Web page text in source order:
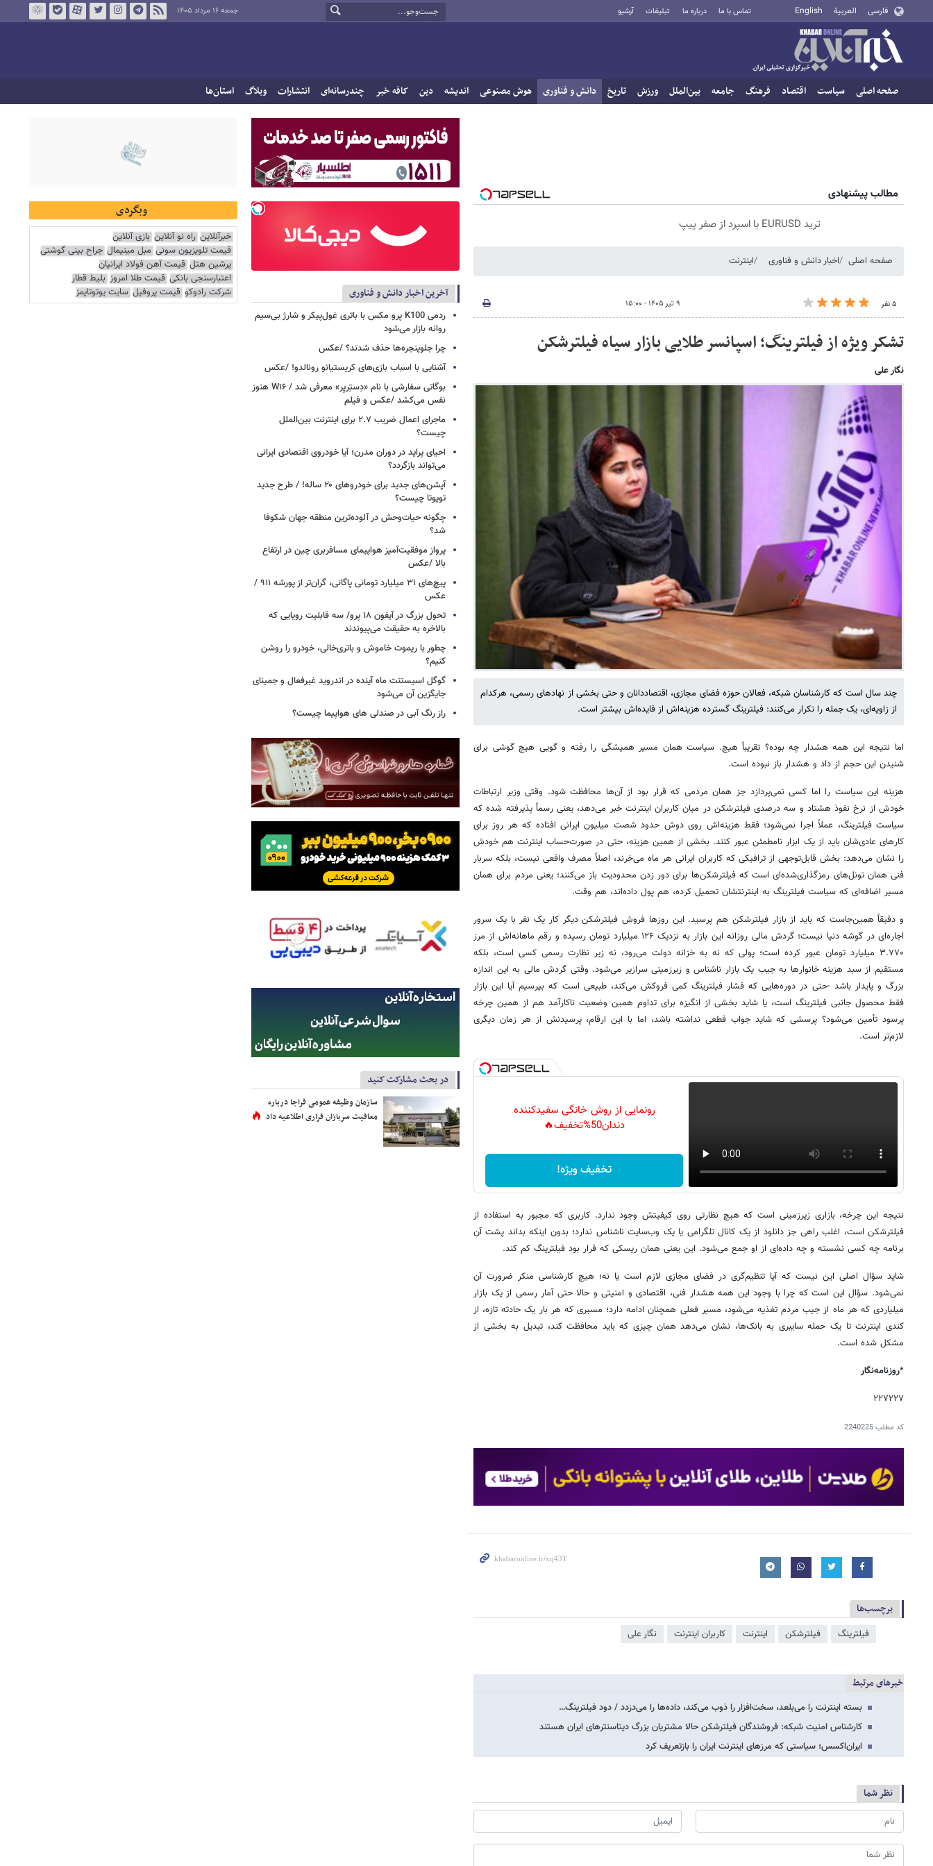
فارسی العربية English تماس با ما درباره ما تبلیغات آرشیو جمعه ۱۶ مرداد ۱۴۰۵
صفحه اصلی سیاست اقتصاد فرهنگ جامعه بین‌الملل ورزش تاریخ دانش و فناوری هوش مصنوعی اندیشه دین کافه خبر چندرسانه‌ای انتشارات وبلاگ استان‌ها
مطالب پیشنهادی
ترید EURUSD با اسپرد از صفر پیپ
صفحه اصلی اخبار دانش و فناوری اینترنت
۵ نفر ۹ تیر ۱۴۰۵ - ۱۵:۰۰
تشکر ویژه از فیلترینگ؛ اسپانسر طلایی بازار سیاه فیلترشکن
نگار علی
چند سال است که کارشناسان شبکه، فعالان حوزه فضای مجازی، اقتصاددانان و حتی بخشی از نهادهای رسمی، هرکدام
از زاویه‌ای، یک جمله را تکرار می‌کنند: فیلترینگ گسترده هزینه‌اش از فایده‌اش بیشتر است.
اما نتیجه‌ این همه هشدار چه بوده؟ تقریباً هیچ. سیاست همان مسیر همیشگی را رفته و گویی هیچ گوشی برای
شنیدن این حجم از داد و هشدار باز نبوده است.
هزینه‌ این سیاست را اما کسی نمی‌پردازد جز همان مردمی که قرار بود از آن‌ها محافظت شود. وقتی وزیر ارتباطات
خودش از نرخ نفوذ هشتاد و سه درصدی فیلترشکن در میان کاربران اینترنت خبر می‌دهد، یعنی رسماً پذیرفته شده که
سیاست فیلترینگ، عملاً اجرا نمی‌شود؛ فقط هزینه‌اش روی دوش حدود شصت میلیون ایرانی افتاده که هر روز برای
کارهای عادی‌شان باید از یک ابزار نامطمئن عبور کنند. بخشی از همین هزینه، حتی در صورت‌حساب اینترنت هم خودش
را نشان می‌دهد: بخش قابل‌توجهی از ترافیکی که کاربران ایرانی هر ماه می‌خرند، اصلاً مصرف واقعی نیست، بلکه سربار
فنی همان تونل‌های رمزگذاری‌شده‌ای است که فیلترشکن‌ها برای دور زدن محدودیت باز می‌کنند؛ یعنی مردم برای همان
مسیر اضافه‌ای که سیاست فیلترینگ به اینترنتشان تحمیل کرده، هم پول داده‌اند، هم وقت.
و دقیقاً همین‌جاست که باید از بازار فیلترشکن هم پرسید. این روزها فروش فیلترشکن دیگر کار یک نفر با یک سرور
اجاره‌ای در گوشه‌ دنیا نیست؛ گردش مالی روزانه‌ این بازار به نزدیک ۱۲۶ میلیارد تومان رسیده و رقم ماهانه‌اش از مرز
۳.۷۷۰ میلیارد تومان عبور کرده است؛ پولی که نه به خزانه‌ دولت می‌رود، نه زیر نظارت رسمی کسی است، بلکه
مستقیم از سبد هزینه‌ خانوارها به جیب یک بازار ناشناس و زیرزمینی سرازیر می‌شود. وقتی گردش مالی به این اندازه
بزرگ و پایدار باشد -حتی در دوره‌هایی که فشار فیلترینگ کمی فروکش می‌کند، طبیعی است که بپرسیم آیا این بازار
فقط محصول جانبی فیلترینگ است، یا شاید بخشی از انگیزه برای تداوم همین وضعیت ناکارآمد هم از همین چرخه‌
پرسود تأمین می‌شود؟ پرسشی که شاید جواب قطعی نداشته باشد، اما با این ارقام، پرسیدنش از هر زمان دیگری
لازم‌تر است.
رونمایی از روش خانگی سفیدکننده
دندان50%تخفیف🔥
تخفیف ویژه!
نتیجه‌ این چرخه، بازاری زیرزمینی است که هیچ نظارتی روی کیفیتش وجود ندارد. کاربری که مجبور به استفاده از
فیلترشکن است، اغلب راهی جز دانلود از یک کانال تلگرامی یا یک وب‌سایت ناشناس ندارد؛ بدون اینکه بداند پشت آن
برنامه چه کسی نشسته و چه داده‌ای از او جمع می‌شود. این یعنی همان ریسکی که قرار بود فیلترینگ کم کند.
شاید سؤال اصلی این نیست که آیا تنظیم‌گری در فضای مجازی لازم است یا نه؛ هیچ کارشناسی منکر ضرورت آن
نمی‌شود. سؤال این است که چرا با وجود این همه هشدار فنی، اقتصادی و امنیتی و حالا حتی آمار رسمی از یک بازار
میلیاردی که هر ماه از جیب مردم تغذیه می‌شود، مسیر فعلی همچنان ادامه دارد؛ مسیری که هر بار یک حادثه‌ تازه، از
کندی اینترنت تا یک حمله‌ سایبری به بانک‌ها، نشان می‌دهد همان چیزی که باید محافظت کند، تبدیل به بخشی از
مشکل شده است.
*روزنامه‌نگار
۲۲۷۲۲۷
کد مطلب2240225
برچسب‌ها
فیلترینگ فیلترشکن اینترنت کاربران اینترنت نگار علی
خبرهای مرتبط
بسته اینترنت را می‌بلعد، سخت‌افزار را ذوب می‌کند، داده‌ها را می‌دزدد / دود فیلترینگ…
کارشناس امنیت شبکه: فروشندگان فیلترشکن حالا مشتریان بزرگ دیتاسنترهای ایران هستند
ایران‌اکسس؛ سیاستی که مرزهای اینترنت ایران را بازتعریف کرد
نظر شما
آخرین اخبار دانش و فناوری
ردمی K100 پرو مکس با باتری غول‌پیکر و شارژ بی‌سیم
روانه بازار می‌شود
چرا جلوپنجره‌ها حذف شدند؟ /عکس
آشنایی با اسباب‌ بازی‌های کریستیانو رونالدو! /عکس
بوگاتی سفارشی با نام «دِستِریِر» معرفی شد / W۱۶ هنوز
نفس می‌کشد /عکس و فیلم
ماجرای اعمال ضریب ۲.۷ برای اینترنت بین‌الملل
چیست؟
احیای پراید در دوران مدرن؛ آیا خودروی اقتصادی ایرانی
می‌تواند بازگردد؟
آپشن‌های جدید برای خودروهای ۲۰ ساله! / طرح جدید
تویوتا چیست؟
چگونه حیات‌وحش در آلوده‌ترین منطقه جهان شکوفا
شد؟
پرواز موفقیت‌آمیز هواپیمای مسافربری چین در ارتفاع
بالا /عکس
پیچ‌های ۳۱ میلیارد تومانی پاگانی، گران‌تر از پورشه ۹۱۱ /
عکس
تحول بزرگ در آیفون ۱۸ پرو/ سه قابلیت رویایی که
بالاخره به حقیقت می‌پیوندند
چطور با ریموت خاموش و باتری‌خالی، خودرو را روشن
کنیم؟
گوگل اسیستنت ماه آینده در اندروید غیرفعال و جمینای
جایگزین آن می‌شود
راز رنگ آبی در صندلی های هواپیما چیست؟
در بحث مشارکت کنید
سازمان وظیفه عمومی فراجا درباره
معافیت سربازان فراری اطلاعیه داد
وبگردی
خبرآنلاین راه نو آنلاین بازی آنلاین
قیمت تلویزیون سونی مبل مینیمال جراح بینی گوشتی
پرشین هتل قیمت آهن فولاد ایرانیان
اعتبارسنجی بانکی قیمت طلا امروز بلیط قطار
شرکت رادوکو قیمت پروفیل سایت یوتوتایمز